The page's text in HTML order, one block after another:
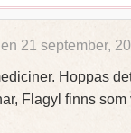
21 september,
Hoppas
Flagyl finns